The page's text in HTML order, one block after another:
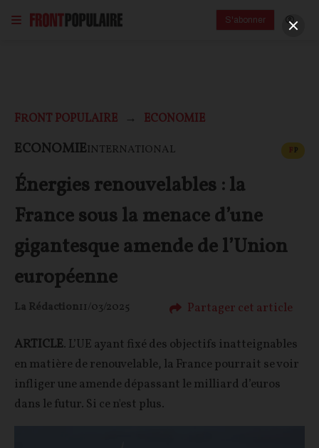
S'abonner
FRONT POPULAIRE ECONOMIE
ECONOMIEINTERNATIONAL FP
Énergies renouvelables : la
France sous la menace d’une
gigantesque amende de l’Union
européenne
La Rédaction11/03/2025 Partager cet article
ARTICLE. L’UE ayant fixé des objectifs inatteignables
en matière de renouvelable, la France pourrait se voir
infliger une amende dépassant le milliard d’euros
dans le futur. Si ce n'est plus.